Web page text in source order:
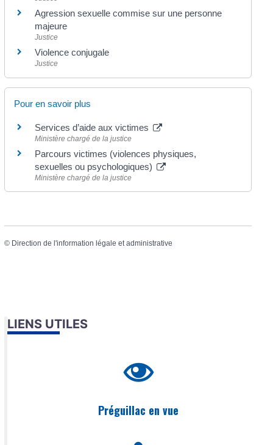
Agression sexuelle commise sur une personne
majeure
Justice
Violence conjugale
Justice
Pour en savoir plus
Services d’aide aux victimes
Ministère chargé de la justice
Parcours victimes (violences physiques,
sexuelles ou psychologiques)
Ministère chargé de la justice
© Direction de l'information légale et administrative
LIENS UTILES
Préguillac en vue